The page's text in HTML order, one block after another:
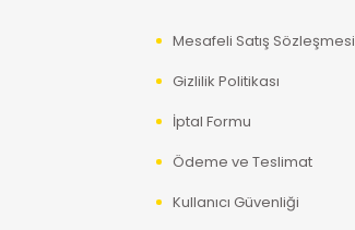
Mesafeli Satış Sözleşmesi
Gizlilik Politikası
İptal Formu
Ödeme ve Teslimat
Kullanıcı Güvenliği